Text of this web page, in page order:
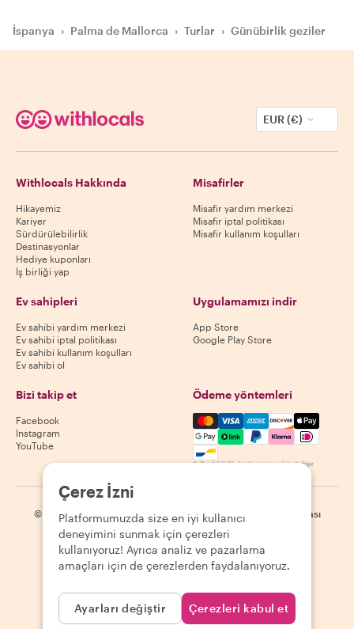
İspanya › Palma de Mallorca › Turlar › Günübirlik geziler
EUR (€)
Withlocals Hakkında
Hikayemiz
Kariyer
Sürdürülebilirlik
Destinasyonlar
Hediye kuponları
İş birliği yap
Misafirler
Misafir yardım merkezi
Misafir iptal politikası
Misafir kullanım koşulları
Ev sahipleri
Ev sahibi yardım merkezi
Ev sahibi iptal politikası
Ev sahibi kullanım koşulları
Ev sahibi ol
Uygulamamızı indir
App Store
Google Play Store
Bizi takip et
Facebook
Instagram
YouTube
Ödeme yöntemleri
Mastercard, Visa, Amex,
Kullanılabilirlik destinasyona göre değişir
© 2026 Withlocals.com Gizlilik Politikası | Site haritası
Çerez İzni
Platformumuzda size en iyi kullanıcı
deneyimini sunmak için çerezleri
kullanıyoruz! Ayrıca analiz ve pazarlama
amaçları için de çerezlerden faydalanıyoruz.
Ayarları değiştir Çerezleri kabul et